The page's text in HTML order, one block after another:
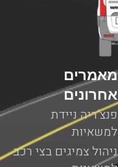
מאמרים
אחרונים
פנצ’ריה ניידת
למשאיות
ניהול צמיגים בצי רכב